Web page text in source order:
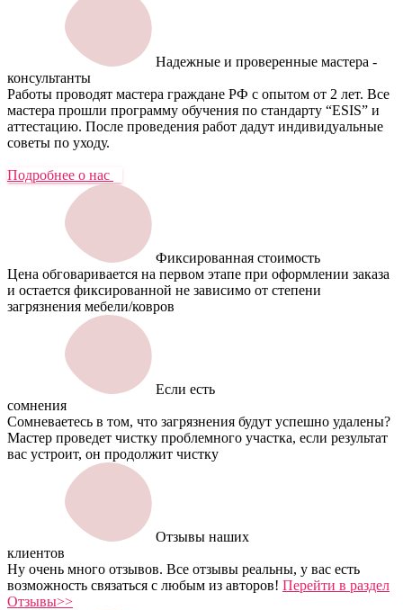
Надежные и проверенные мастера -
консультанты
Работы проводят мастера граждане РФ с опытом от 2 лет. Все
мастера прошли программу обучения по стандарту “ESIS” и
аттестацию. После проведения работ дадут индивидуальные
советы по уходу.
Подробнее о нас
Фиксированная стоимость
Цена обговаривается на первом этапе при оформлении заказа
и остается фиксированной не зависимо от степени
загрязнения мебели/ковров
Если есть
сомнения
Сомневаетесь в том, что загрязнения будут успешно удалены?
Мастер проведет чистку проблемного участка, если результат
вас устроит, он продолжит чистку
Отзывы наших
клиентов
Ну очень много отзывов. Все отзывы реальны, у вас есть
возможность связаться с любым из авторов! Перейти в раздел
Отзывы>>